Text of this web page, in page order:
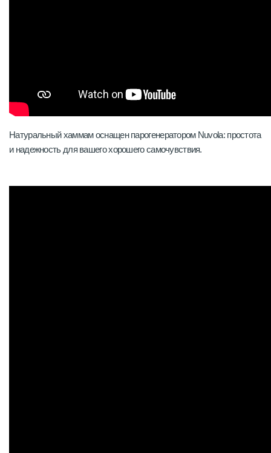
Натуральный хаммам оснащен парогенератором Nuvola: простота
и надежность для вашего хорошего самочувствия.